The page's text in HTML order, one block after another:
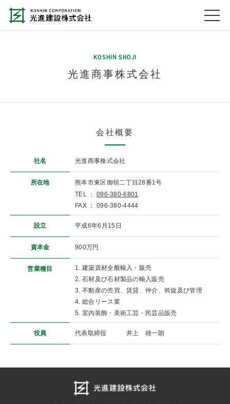
KOSHIN SHOJI
光進商事株式会社
会社概要
社名 光進商事株式会社
所在地
熊本市東区御領二丁目28番1号
TEL ： 096-380-6801
FAX ： 096-380-4444
設立 平成6年6月15日
資本金 900万円
営業種目
1. 建築資材全般輸入・販売
2. 石材及び石材製品の輸入販売
3. 不動産の売買、賃貸、仲介、斡旋及び管理
4. 総合リース業
5. 室内装飾・美術工芸・民芸品販売
役員 代表取締役 井上 雄一朗